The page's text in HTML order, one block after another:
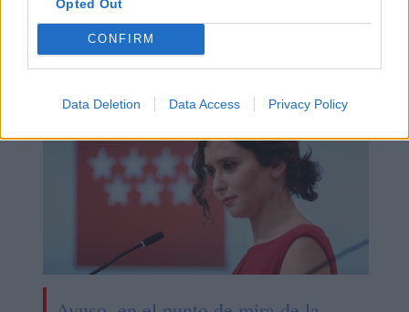
Opted Out
CONFIRM
Data Deletion Data Access Privacy Policy
de julio por seguridad en la Cumbre
de la OTAN